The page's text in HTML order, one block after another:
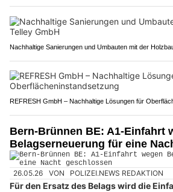
Nachhaltige Sanierungen und Umbauten mit der
REFRESH GmbH – Nachhaltige Lösungen für
Bern-Brünnen BE: A1-Einfahrt
Belagserneuerung für eine
26.05.26 VON POLIZEI.NEWS REDAKTION
Für den Ersatz des Belags wird die